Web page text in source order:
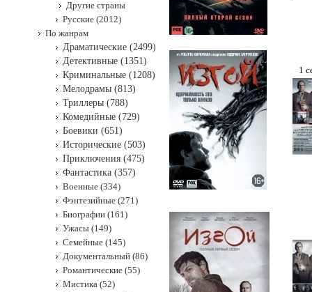
1
Другие страны
Русские (2012)
По жанрам
Драматические (2499)
Детективные (1351)
Криминальные (1208)
Мелодрамы (813)
Триллеры (788)
Комедийные (729)
Боевики (651)
Исторические (503)
Приключения (475)
Фантастика (357)
Военные (334)
Фэнтезийные (271)
Биографии (161)
Ужасы (149)
Семейные (145)
Документальный (86)
Романтические (55)
Мистика (52)